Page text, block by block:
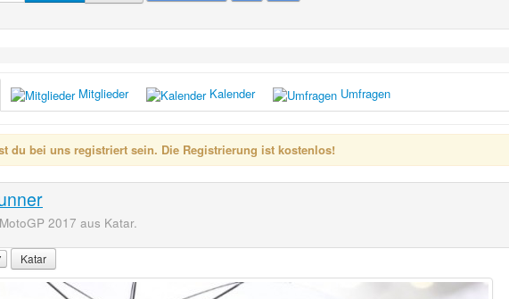
Mitglieder Kalender Umfragen
du bei uns registriert sein. Die Registrierung ist kostenlos!
2017 aus Katar.
Katar